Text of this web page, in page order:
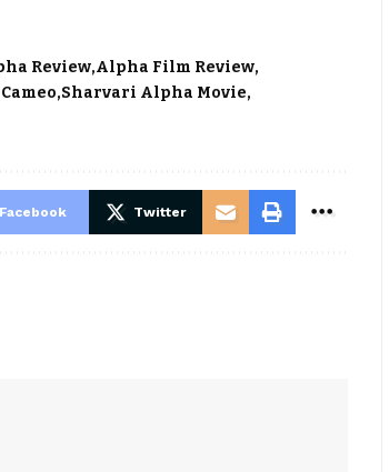
Review Alpha Film Review
Sharvari Alpha Movie
Facebook Twitter